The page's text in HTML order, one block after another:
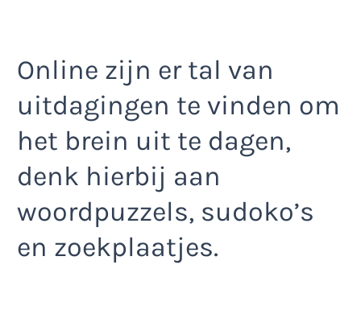
Online zijn er tal van
uitdagingen te vinden om
het brein uit te dagen,
denk hierbij aan
woordpuzzels, sudoko’s
en zoekplaatjes.